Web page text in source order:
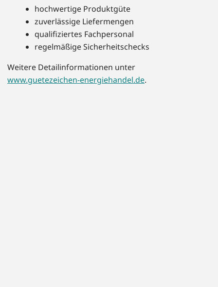
hochwertige Produktgüte
zuverlässige Liefermengen
qualifiziertes Fachpersonal
regelmäßige Sicherheitschecks
Weitere Detailinformationen unter
www.guetezeichen-energiehandel.de.